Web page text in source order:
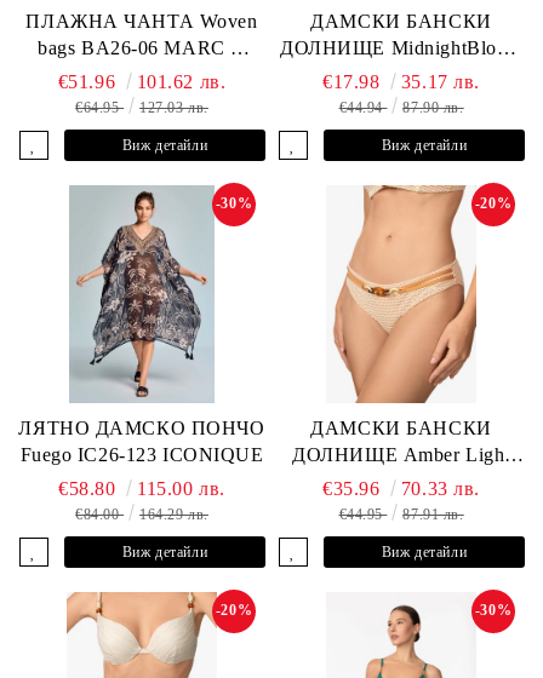
ПЛАЖНА ЧАНТА Woven
bags BA26-06 MARC &
ANDRE
€51.96 101.62 лв.
€64.95 127.03 лв.
Виж детайли
ДАМСКИ БАНСКИ
ДОЛНИЩЕ MidnightBloom
L2505-Z-MCR MARC &
ANDRE
€17.98 35.17 лв.
€44.94 87.90 лв.
Виж детайли
ЛЯТНО ДАМСКО ПОНЧО
Fuego IC26-123 ICONIQUE
-30%
€58.80 115.00 лв.
€84.00 164.29 лв.
Виж детайли
ДАМСКИ БАНСКИ
ДОЛНИЩЕ Amber Light
L2605-Z-MCB MARC &
ANDRE
-20%
€35.96 70.33 лв.
€44.95 87.91 лв.
Виж детайли
-20% -30%